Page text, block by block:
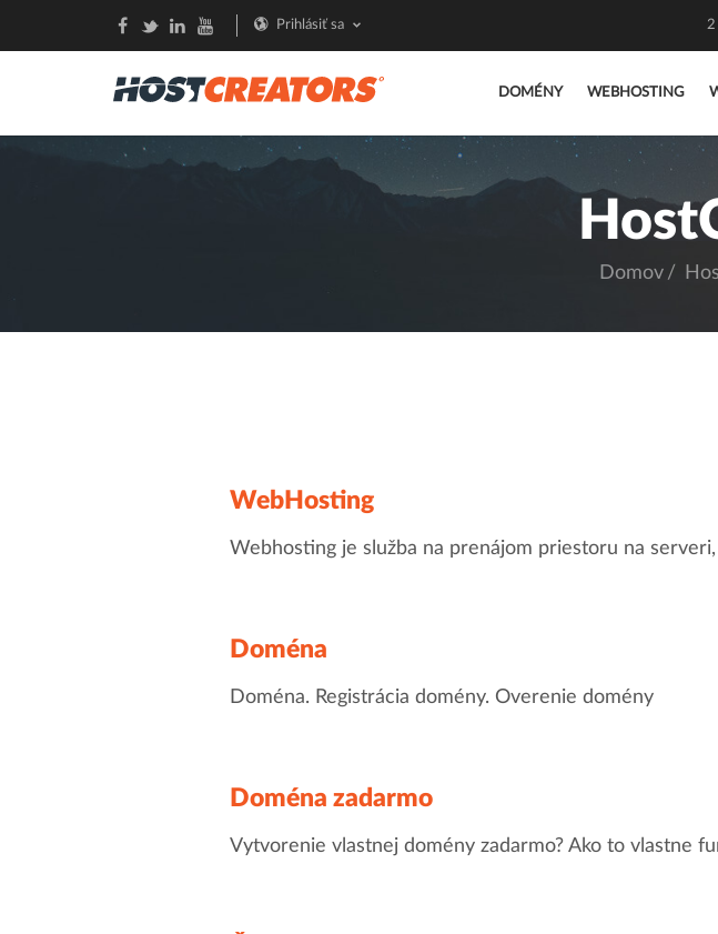
DOMÉNY WEBHOSTING
Prihlásiť sa 2
Domov
WebHosting
Webhosting je služba na prenájom priestoru na
Doména
Doména. Registrácia domény. Overenie domény
Doména zadarmo
Vytvorenie vlastnej domény zadarmo? Ako to vlastne